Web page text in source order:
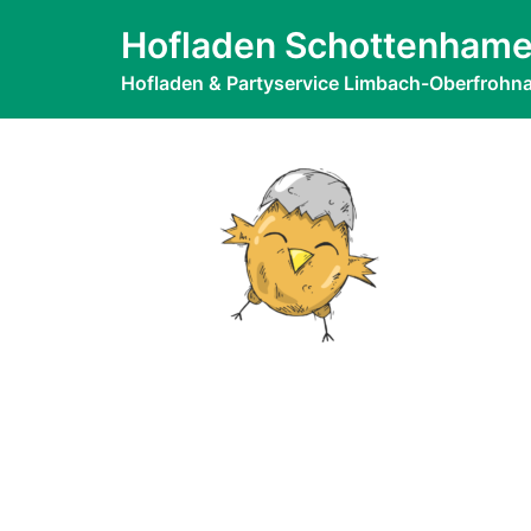
Hofladen
Hofladen & Partyservice Limbach-
the-chicken-